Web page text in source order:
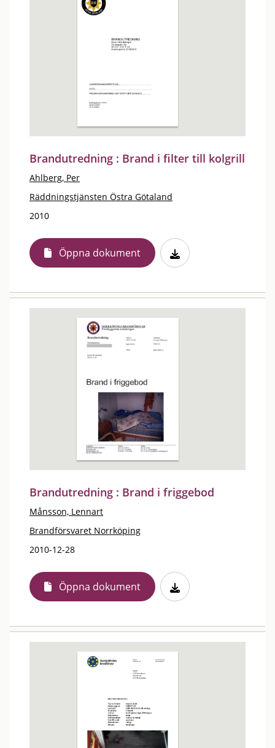
Brandutredning : Brand i filter till kolgrill
Ahlberg, Per
Räddningstjänsten Östra Götaland
2010
Öppna dokument
Brandutredning : Brand i friggebod
Månsson, Lennart
Brandförsvaret Norrköping
2010-12-28
Öppna dokument